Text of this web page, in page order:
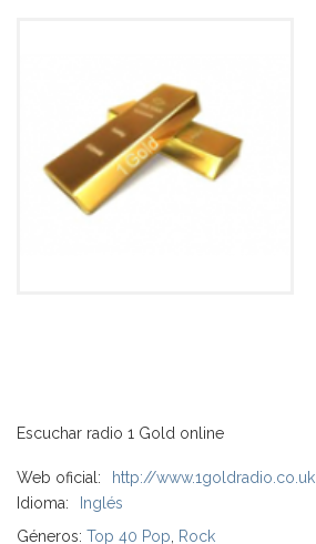
Escuchar radio 1 Gold online
Web oficial:
http://www.1goldradio.co.uk
Idioma:
Inglés
Géneros: Top 40 Pop Rock